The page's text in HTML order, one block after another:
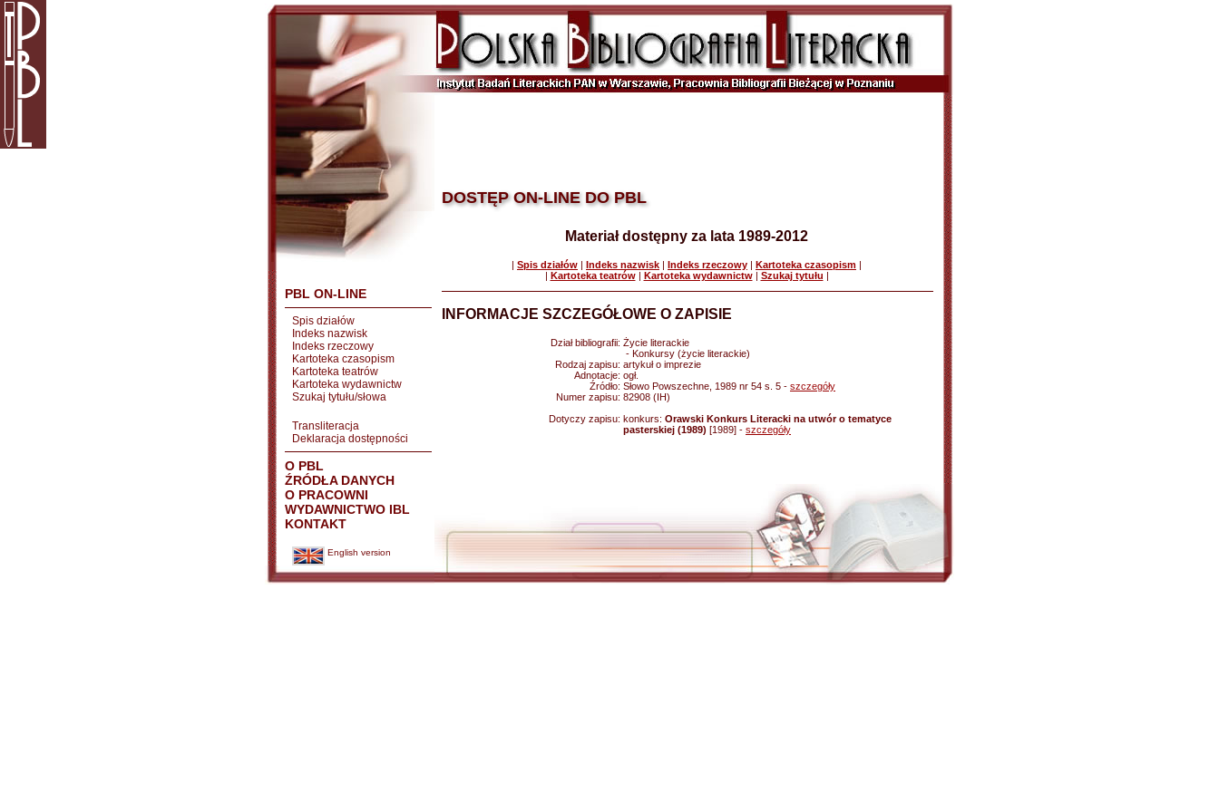
PBL ON-LINE
Spis działów
Indeks nazwisk
Indeks rzeczowy
Kartoteka czasopism
Kartoteka teatrów
Kartoteka wydawnictw
Szukaj tytułu/słowa
Transliteracja
Deklaracja dostępności
O PBL
ŹRÓDŁA DANYCH
O PRACOWNI
WYDAWNICTWO IBL
KONTAKT
English version
DOSTĘP ON-LINE DO PBL
Materiał dostępny za lata 1989-2012
| Spis działów | Indeks nazwisk | Indeks rzeczowy | Kartoteka czasopism |
| Kartoteka teatrów| Kartoteka wydawnictw| Szukaj tytułu |
INFORMACJE SZCZEGÓŁOWE O ZAPISIE
Dział bibliografii: Życie literackie
- Konkursy (życie literackie)
Rodzaj zapisu: artykuł o imprezie
Adnotacje: ogł.
Źródło: Słowo Powszechne, 1989 nr 54 s. 5 - szczegóły
Numer zapisu: 82908 (IH)
Dotyczy zapisu: konkurs: Orawski Konkurs Literacki na utwór o tematyce
pasterskiej (1989) [1989] - szczegóły